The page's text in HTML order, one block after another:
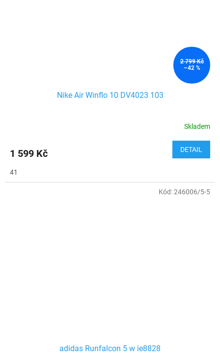
2 799 Kč
–42 %
Nike Air Winflo 10 DV4023 103
Skladem
1 599 Kč DETAIL
41
adidas Runfalcon 5 w ie8828
Kód:246006/5-5